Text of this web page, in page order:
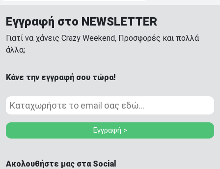
Εγγραφή στο NEWSLETTER
Γιατί να χάνεις Crazy Weekend, Προσφορές και πολλά
άλλα;
Κάνε την εγγραφή σου τώρα!
Εγγραφή >
Ακολουθήστε μας στα Social